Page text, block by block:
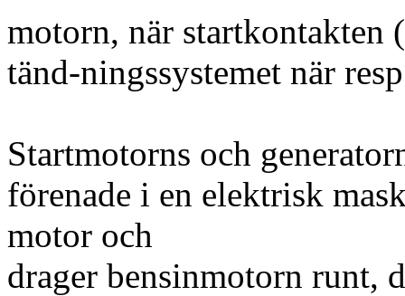
motorn, när startkontakten
tänd-ningssystemet när
Startmotorns och
förenade i en elektrisk
motor och
drager bensinmotorn runt,